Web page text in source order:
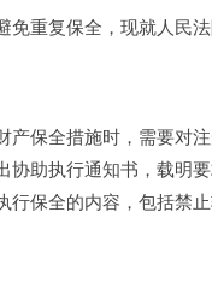
免重复保全，现就人民
保全措施时，需要对
助执行通知书，载明
保全的内容，包括禁